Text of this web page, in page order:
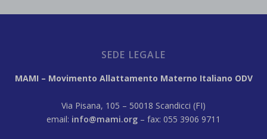
SEDE LEGALE
MAMI – Movimento Allattamento Materno Italiano ODV
Via Pisana, 105 – 50018 Scandicci (FI)
email: info@mami.org – fax: 055 3906 9711